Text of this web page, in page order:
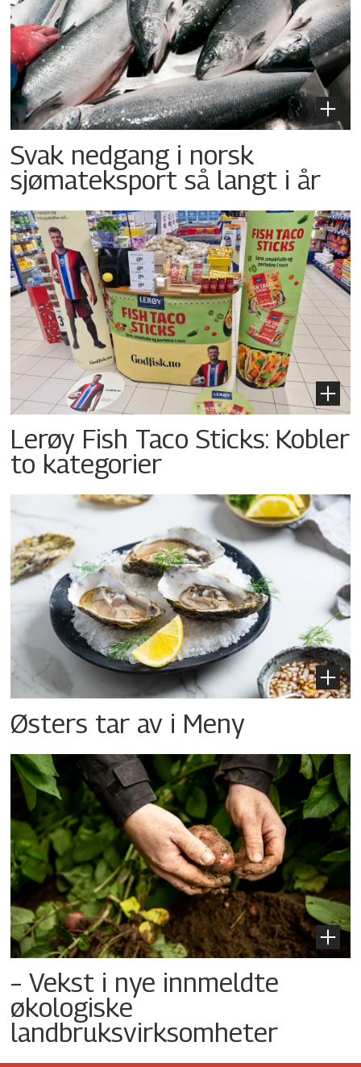
Svak nedgang i norsk
sjømateksport så langt i år
Lerøy Fish Taco Sticks: Kobler
to kategorier
Østers tar av i Meny
– Vekst i nye innmeldte
økologiske
landbruksvirksomheter